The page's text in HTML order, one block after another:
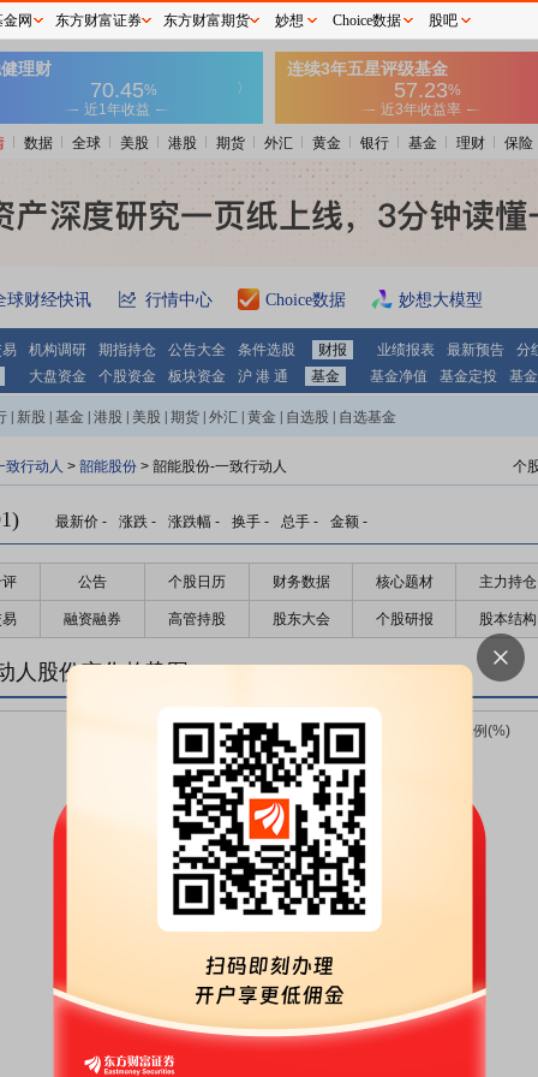
数据 全球 美股 港股 期货 外汇 黄金 银行 基金 理财 保险
球财经快讯 行情中心 Choice数据 妙想大模型
机构调研 期指持仓 公告大全 条件选股 财报 业绩报表 最新预告
分
大盘资金
个股资金 板块资金 沪 港 通 基金 基金净值 基金定投 基
新股 基金 港股 美股 期货 外汇 黄金 自选股 自选基金
致行动人 > 韶能股份 > 韶能股份-一致行动人 个
最新价 - 涨跌 - 涨跌幅 - 换手 - 总手 - 金额 -
公告 个股日历 财务数据 核心题材 主力持仓
融资融券 高管持股 股东大会 个股研报 股本结构
人股份变化趋势图
网 东方财富证券 东方财富期货 妙想 Choice数据 股吧